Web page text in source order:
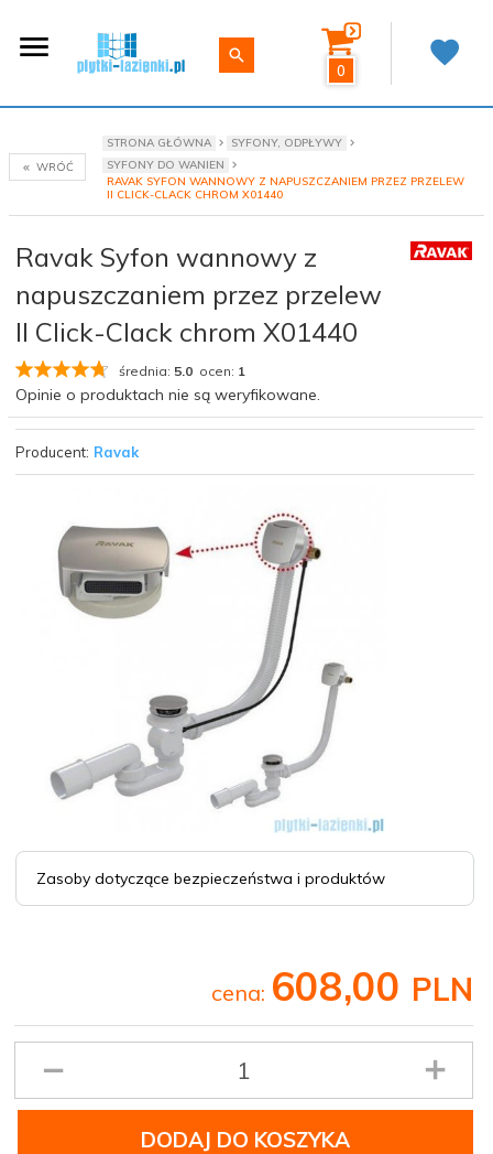
0
WRÓĆ
STRONA GŁÓWNA
SYFONY, ODPŁYWY
SYFONY DO WANIEN
RAVAK SYFON WANNOWY Z NAPUSZCZANIEM PRZEZ PRZELEW
II CLICK-CLACK CHROM X01440
Producent: Ravak
Zasoby dotyczące bezpieczeństwa i produktów
Ravak Syfon wannowy z
napuszczaniem przez przelew
II Click-Clack chrom X01440
średnia: 5.0 ocen: 1
Opinie o produktach nie są weryfikowane.
cena: 608,00 PLN
produktu
DODAJ DO KOSZYKA